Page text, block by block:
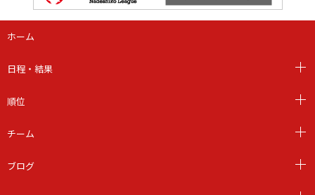
ホーム
日程・結果
順位
チーム
ブログ